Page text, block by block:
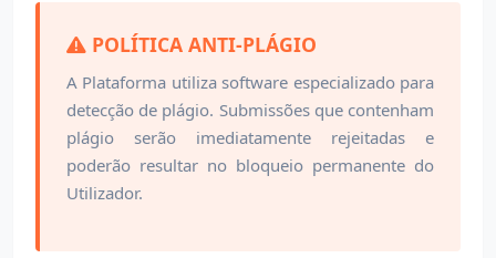
POLÍTICA ANTI-PLÁGIO
A Plataforma utiliza software especializado para
detecção de plágio. Submissões que contenham
plágio serão imediatamente rejeitadas e
poderão resultar no bloqueio permanente do
Utilizador.